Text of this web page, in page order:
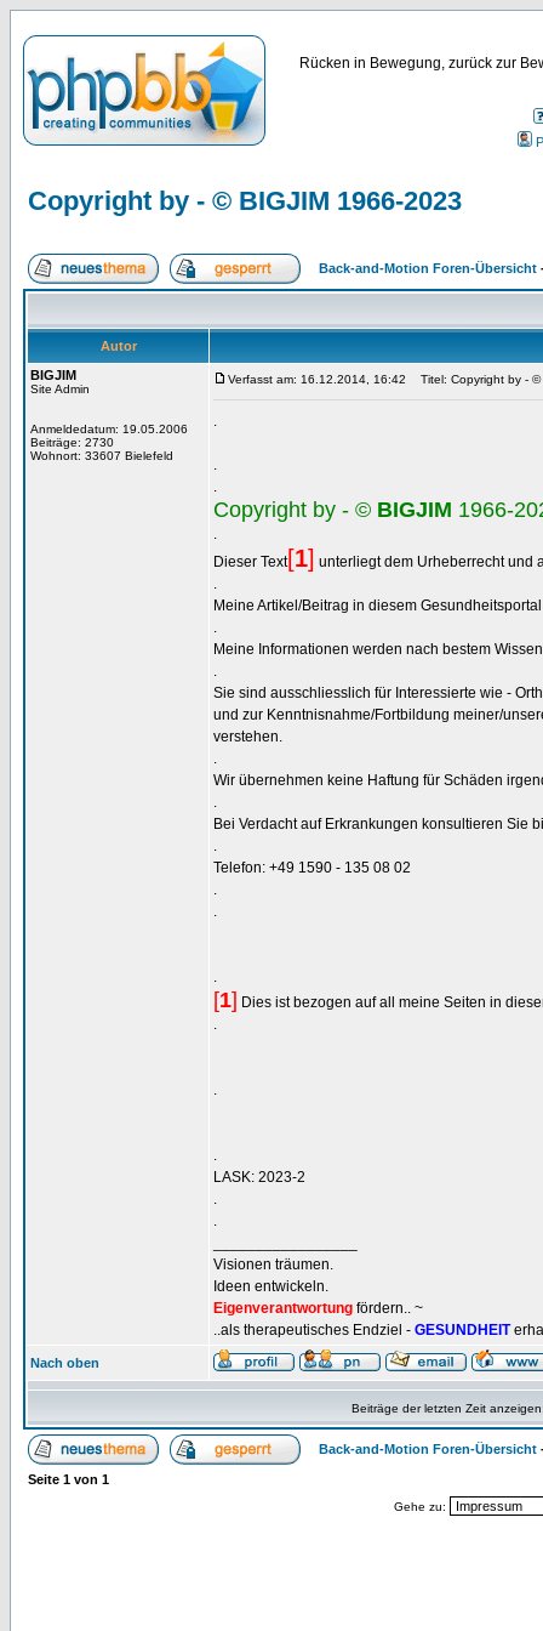
Rücken in Bewegung, zurück zur
Copyright by - © BIGJIM 1966-2023
Back-and-Motion Foren-Übersicht
Autor
BIGJIM
Site Admin
Anmeldedatum: 19.05.2006
Beiträge: 2730
Wohnort: 33607 Bielefeld
Verfasst am: 16.12.2014, 16:42 Titel: Copyright by -
.
.
.
Copyright by - © BIGJIM 1966-
.
Dieser Text[1] unterliegt dem Urheberrecht und
.
Meine Artikel/Beitrag in diesem
.
Meine Informationen werden nach bestem
.
Sie sind ausschliesslich für Interessierte wie -
und zur Kenntnisnahme/Fortbildung meiner/
verstehen.
.
Wir übernehmen keine Haftung für Schäden
.
Bei Verdacht auf Erkrankungen konsultieren Sie
.
Telefon: +49 1590 - 135 08 02
.
.
.
[1] Dies ist bezogen auf all meine Seiten in
.
.
.
LASK: 2023-2
.
.
Visionen träumen.
Ideen entwickeln.
Eigenverantwortung fördern.. ~
..als therapeutisches Endziel - GESUNDHEIT
Nach oben
Beiträge der letzten Zeit
Back-and-Motion Foren-Übersicht
Seite 1 von 1
Gehe zu: